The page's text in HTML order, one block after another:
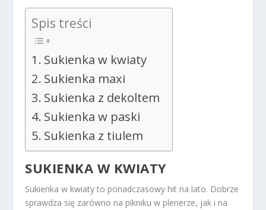
Spis treści
Sukienka w kwiaty
Sukienka maxi
Sukienka z dekoltem
Sukienka w paski
Sukienka z tiulem
SUKIENKA W KWIATY
Sukienka w kwiaty to ponadczasowy hit na lato. Dobrze
sprawdza się zarówno na pikniku w plenerze, jak i na